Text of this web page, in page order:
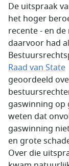
De uitspraak
het hoger
recente - en
daarvoor had
Raad van State
geoordeeld
gaswinning op
weten dat
gaswinning
en grote
Over die